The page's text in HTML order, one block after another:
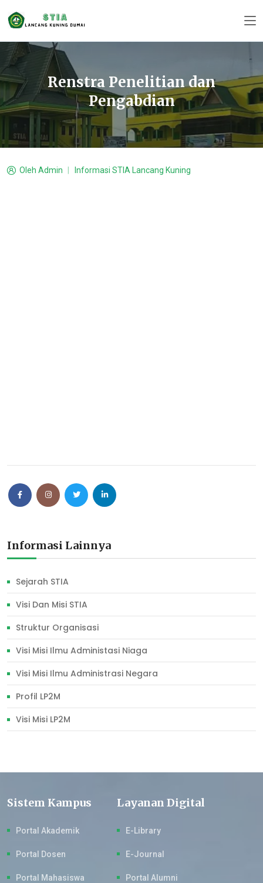
Renstra Penelitian dan
Pengabdian
Oleh Admin Informasi STIA Lancang Kuning
Informasi Lainnya
Sejarah STIA
Visi Dan Misi STIA
Struktur Organisasi
Visi Misi Ilmu Administasi Niaga
Visi Misi Ilmu Administrasi Negara
Profil LP2M
Visi Misi LP2M
Sistem Kampus
Portal Akademik
Portal Dosen
Portal Mahasiswa
Layanan Digital
E-Library
E-Journal
Portal Alumni